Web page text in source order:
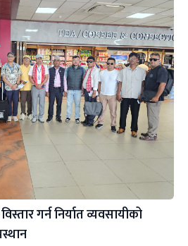
गर्न निर्यात व्यवसायीको